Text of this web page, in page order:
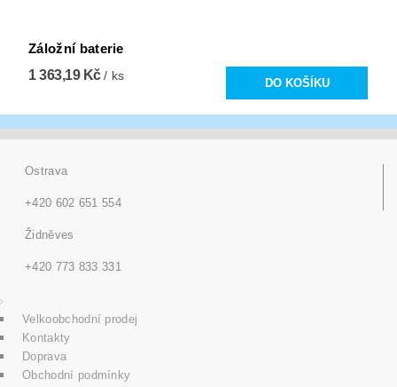
Záložní baterie
1 363,19 Kč/ ks
Ostrava
+420 602 651 554
Židněves
+420 773 833 331
Velkoobchodní prodej
Kontakty
Doprava
Obchodní podmínky